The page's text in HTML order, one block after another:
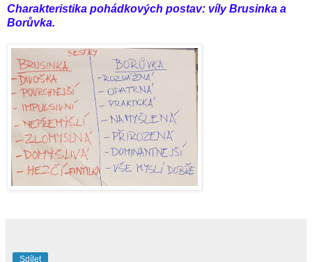
Charakteristika pohádkových postav: víly Brusinka a
Borůvka.
Sdílet